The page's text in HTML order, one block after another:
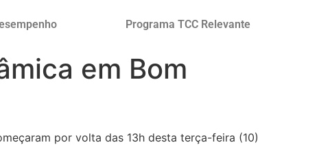
Programa TCC Relevante
em Bom
por volta das 13h desta terça-feira (10)